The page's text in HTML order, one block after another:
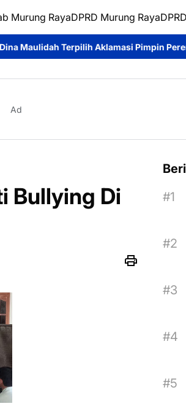
Murung RayaDPRD Murung Raya
Aklamasi Pimpin Perempuan Bangsa
Ad
Bullying Di